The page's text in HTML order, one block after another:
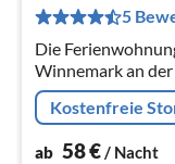
5
Die
Winnemark an der
und ca. 8,5km
entfernt.
Kostenfreie
ab 58€/ Nacht